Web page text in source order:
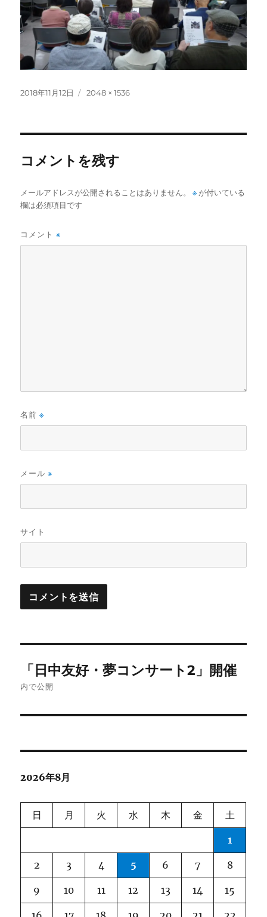
投
2018年11月12日
フ
2048 × 1536
コメントを残す
メールアドレスが公開されることはありません。 ※ が付いている
欄は必須項目です
コメント※
名前※
メール※
サイト
稿
ゲ
ー
シ
ョ
ン
「日中友好・夢コンサート2」開催
内で公開
2026年8月
日 月 火 水 木 金 土
1
2 3 4 5 6 7 8
9 10 11 12 13 14 15